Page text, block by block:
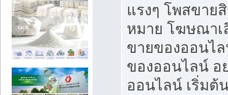
แรงๆ โพสขาย
หมาย โฆษณาเ
ขายของออนไ
ของออนไลน์ อ
ออนไลน์ เริ่มต้